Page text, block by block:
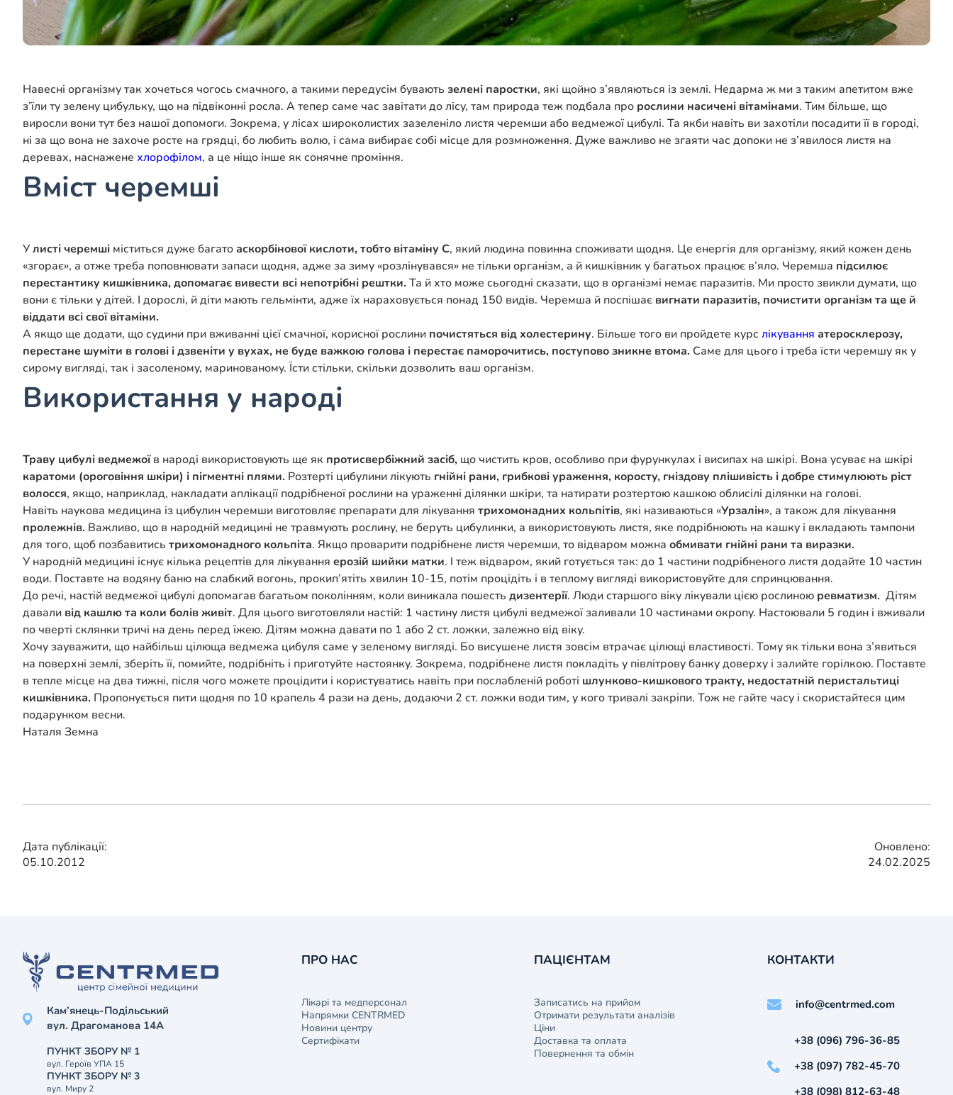
Навесні організму так хочеться чогось смачного, а такими передусім бувають зелені паростки, які щойно з’являються із землі. Недарма ж ми з таким апетитом вже
з’їли ту зелену цибульку, що на підвіконні росла. А тепер саме час завітати до лісу, там природа теж подбала про рослини насичені вітамінами. Тим більше, що
виросли вони тут без нашої допомоги. Зокрема, у лісах широколистих зазеленіло листя черемши або ведмежої цибулі. Та якби навіть ви захотіли посадити її в городі,
ні за що вона не захоче росте на грядці, бо любить волю, і сама вибирає собі місце для розмноження. Дуже важливо не згаяти час допоки не з’явилося листя на
деревах, наснажене хлорофілом, а це ніщо інше як сонячне проміння.
Вміст черемші
Улисті черемші міститься дуже багатоаскорбінової кислоти, тобто вітаміну С, який людина повинна споживати щодня. Це енергія для організму, який кожен день
«згорає», а отже треба поповнювати запаси щодня, адже за зиму «розлінувався» не тільки організм, а й кишківник у багатьох працює в’яло. Черемша підсилює
перестантику кишківника, допомагає вивести всі непотрібні рештки. Та й хто може сьогодні сказати, що в організмі немає паразитів. Ми просто звикли думати, що
вони є тільки у дітей. І дорослі, й діти мають гельмінти, адже їх нараховується понад 150 видів. Черемша й поспішає вигнати паразитів, почистити організм та ще й
віддати всі свої вітаміни.
А якщо ще додати, що судини при вживанні цієї смачної, корисної рослини почистяться від холестерину. Більше того ви пройдете курс лікування атеросклерозу,
перестане шуміти в голові і дзвеніти у вухах, не буде важкою голова і перестає паморочитись, поступово зникне втома. Саме для цього і треба їсти черемшу як у
сирому вигляді, так і засоленому, маринованому. Їсти стільки, скільки дозволить ваш організм.
Використання у народі
Траву цибулі ведмежоїв народі використовують ще як протисвербіжний засіб, що чистить кров, особливо при фурункулах і висипах на шкірі. Вона усуває на шкірі
каратоми (ороговіння шкіри) і пігментні плями. Розтерті цибулини лікують гнійні рани, грибкові ураження, коросту, гніздову плішивість і добре стимулюють ріст
волосся, якщо, наприклад, накладати аплікації подрібненої рослини на ураженні ділянки шкіри, та натирати розтертою кашкою облисілі ділянки на голові.
Навіть наукова медицина із цибулин черемши виготовляє препарати для лікування трихомонадних кольпітів, які називаються «Урзалін», а також для лікування
пролежнів. Важливо, що в народній медицині не травмують рослину, не беруть цибулинки, а використовують листя, яке подрібнюють на кашку і вкладають тампони
для того, щоб позбавитись трихомонадного кольпіта. Якщо проварити подрібнене листя черемши, то відваром можна обмивати гнійні рани та виразки.
У народній медицині існує кілька рецептів для лікування ерозій шийки матки. І теж відваром, який готується так: до 1 частини подрібненого листя додайте 10 частин
води. Поставте на водяну баню на слабкий вогонь, прокип’ятіть хвилин 10-15, потім процідіть і в теплому вигляді використовуйте для спринцювання.
До речі, настій ведмежої цибулі допомагав багатьом поколінням, коли виникала пошесть дизентерії. Люди старшого віку лікували цією рослиною ревматизм. Дітям
давали від кашлю та коли болів живіт. Для цього виготовляли настій: 1 частину листя цибулі ведмежої заливали 10 частинами окропу. Настоювали 5 годин і вживали
по чверті склянки тричі на день перед їжею. Дітям можна давати по 1 або 2 ст. ложки, залежно від віку.
Хочу зауважити, що найбільш цілюща ведмежа цибуля саме у зеленому вигляді. Бо висушене листя зовсім втрачає цілющі властивості. Тому як тільки вона з’явиться
на поверхні землі, зберіть її, помийте, подрібніть і приготуйте настоянку. Зокрема, подрібнене листя покладіть у півлітрову банку доверху і залийте горілкою. Поставте
в тепле місце на два тижні, після чого можете процідити і користуватись навіть при послабленій роботі шлунково-кишкового тракту, недостатній перистальтиці
кишківника. Пропонується пити щодня по 10 крапель 4 рази на день, додаючи 2 ст. ложки води тим, у кого тривалі закріпи. Тож не гайте часу і скористайтеся цим
подарунком весни.
Наталя Земна
Дата публікації:
05.10.2012
Оновлено:
24.02.2025
Кам’янець-Подільський
вул. Драгоманова 14А
ПУНКТ ЗБОРУ № 1
вул. Героїв УПА 15
ПУНКТ ЗБОРУ № 3
вул. Миру 2
ПРО НАС
Лікарі та медперсонал
Напрямки CENTRMED
Новини центру
Сертифікати
ПАЦІЄНТАМ
Записатись на прийом
Отримати результати аналізів
Ціни
Доставка та оплата
Повернення та обмін
КОНТАКТИ
info@centrmed.com
+38 (096) 796-36-85
+38 (097) 782-45-70
+38 (098) 812-63-48